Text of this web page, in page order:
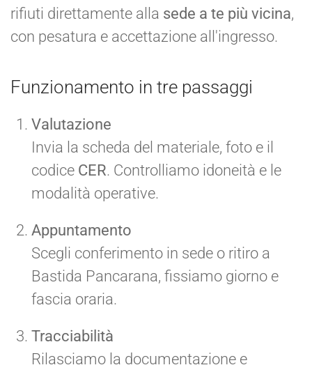
rifiuti direttamente alla sede a te più vicina,
con pesatura e accettazione all'ingresso.
Funzionamento in tre passaggi
Valutazione
Invia la scheda del materiale, foto e il
codice CER. Controlliamo idoneità e le
modalità operative.
Appuntamento
Scegli conferimento in sede o ritiro a
Bastida Pancarana, fissiamo giorno e
fascia oraria.
Tracciabilità
Rilasciamo la documentazione e